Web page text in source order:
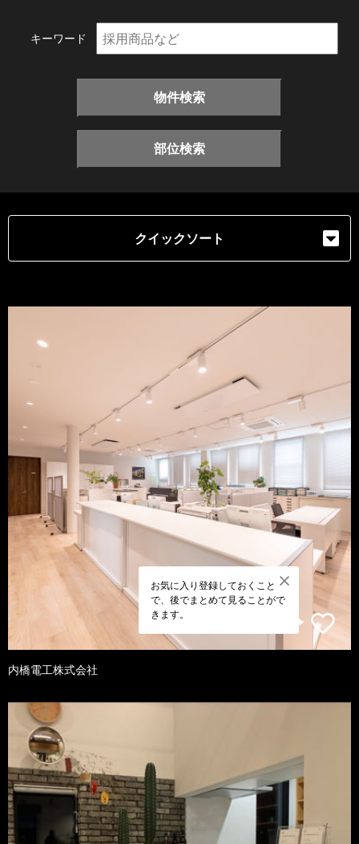
キーワード
物件検索
部位検索
クイックソート
お気に入り登録しておくこと
で、後でまとめて見ることがで
きます。
内橋電工株式会社